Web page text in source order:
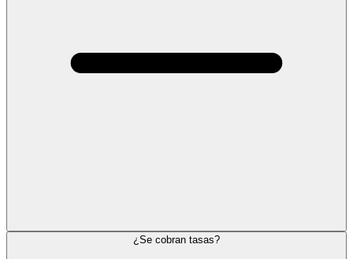
¿Se cobran tasas?